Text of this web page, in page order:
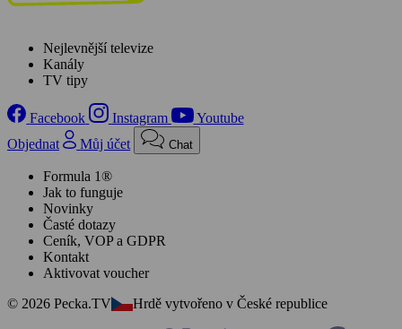
Nejlevnější televize
Kanály
TV tipy
Facebook Instagram
Youtube
Objednat
Můj účet Chat
Formula 1®
Jak to funguje
Novinky
Časté dotazy
Ceník, VOP a GDPR
Kontakt
Aktivovat voucher
© 2026 Pecka.TV
Hrdě vytvořeno v České republice